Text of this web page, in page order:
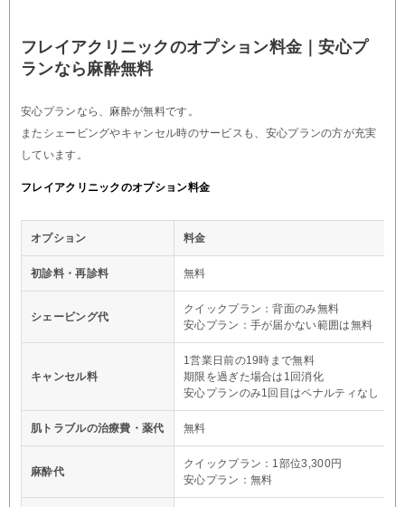
フレイアクリニックのオプション料金｜安心プ
ランなら麻酔無料
安心プランなら、麻酔が無料です。
またシェービングやキャンセル時のサービスも、安心プランの方が充実
しています。
フレイアクリニックのオプション料金
オプション 料金
初診料・再診料 無料
シェービング代
クイックプラン：背面のみ無料
安心プラン：手が届かない範囲は無料
キャンセル料
1営業日前の19時まで無料
期限を過ぎた場合は1回消化
安心プランのみ1回目はペナルティなし
肌トラブルの治療費・薬代 無料
麻酔代
クイックプラン：1部位3,300円
安心プラン：無料